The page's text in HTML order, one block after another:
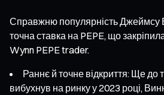
Справжню популярність Джеймсу
точна ставка на PEPE, що
Wynn PEPE trader.
Раннє й точне відкриття: Ще до
вибухнув на ринку у 2023 році,